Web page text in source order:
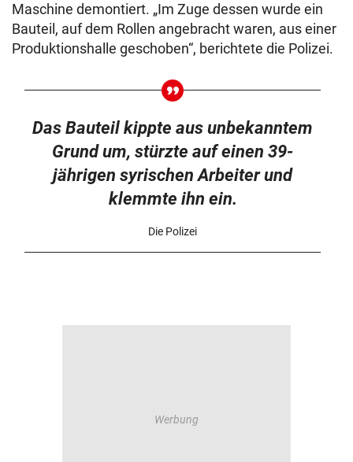
Maschine demontiert. „Im Zuge dessen wurde ein
Bauteil, auf dem Rollen angebracht waren, aus einer
Produktionshalle geschoben“, berichtete die Polizei.
Das Bauteil kippte aus unbekanntem
Grund um, stürzte auf einen 39-
jährigen syrischen Arbeiter und
klemmte ihn ein.
Die Polizei